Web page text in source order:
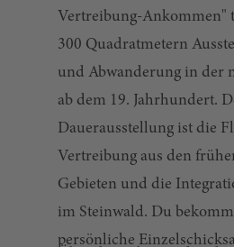
Vertreibung-Ankommen"
300 Quadratmetern
und Abwanderung in der
ab dem 19. Jahrhundert.
Dauerausstellung ist die
Vertreibung aus den
Gebieten und die
im Steinwald. Du
persönliche